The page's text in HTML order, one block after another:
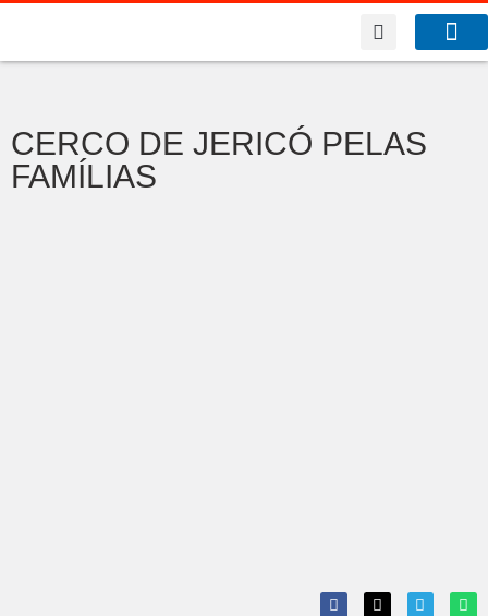
CERCO DE JERICÓ PELAS
FAMÍLIAS